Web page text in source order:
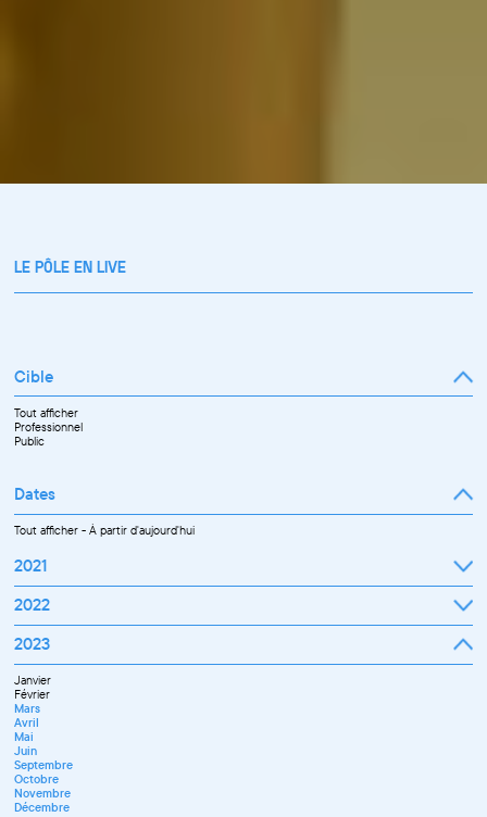
LE PÔLE EN LIVE
Cible
Tout afficher
Professionnel
Public
Dates
Tout afficher-À partir d'aujourd'hui
2021
Septembre
Novembre
Décembre
2022
Janvier
Mars
Avril
Mai
Juin
Juillet
Septembre
Octobre
Novembre
Décembre
2023
Janvier
Février
Mars
Avril
Mai
Juin
Septembre
Octobre
Novembre
Décembre